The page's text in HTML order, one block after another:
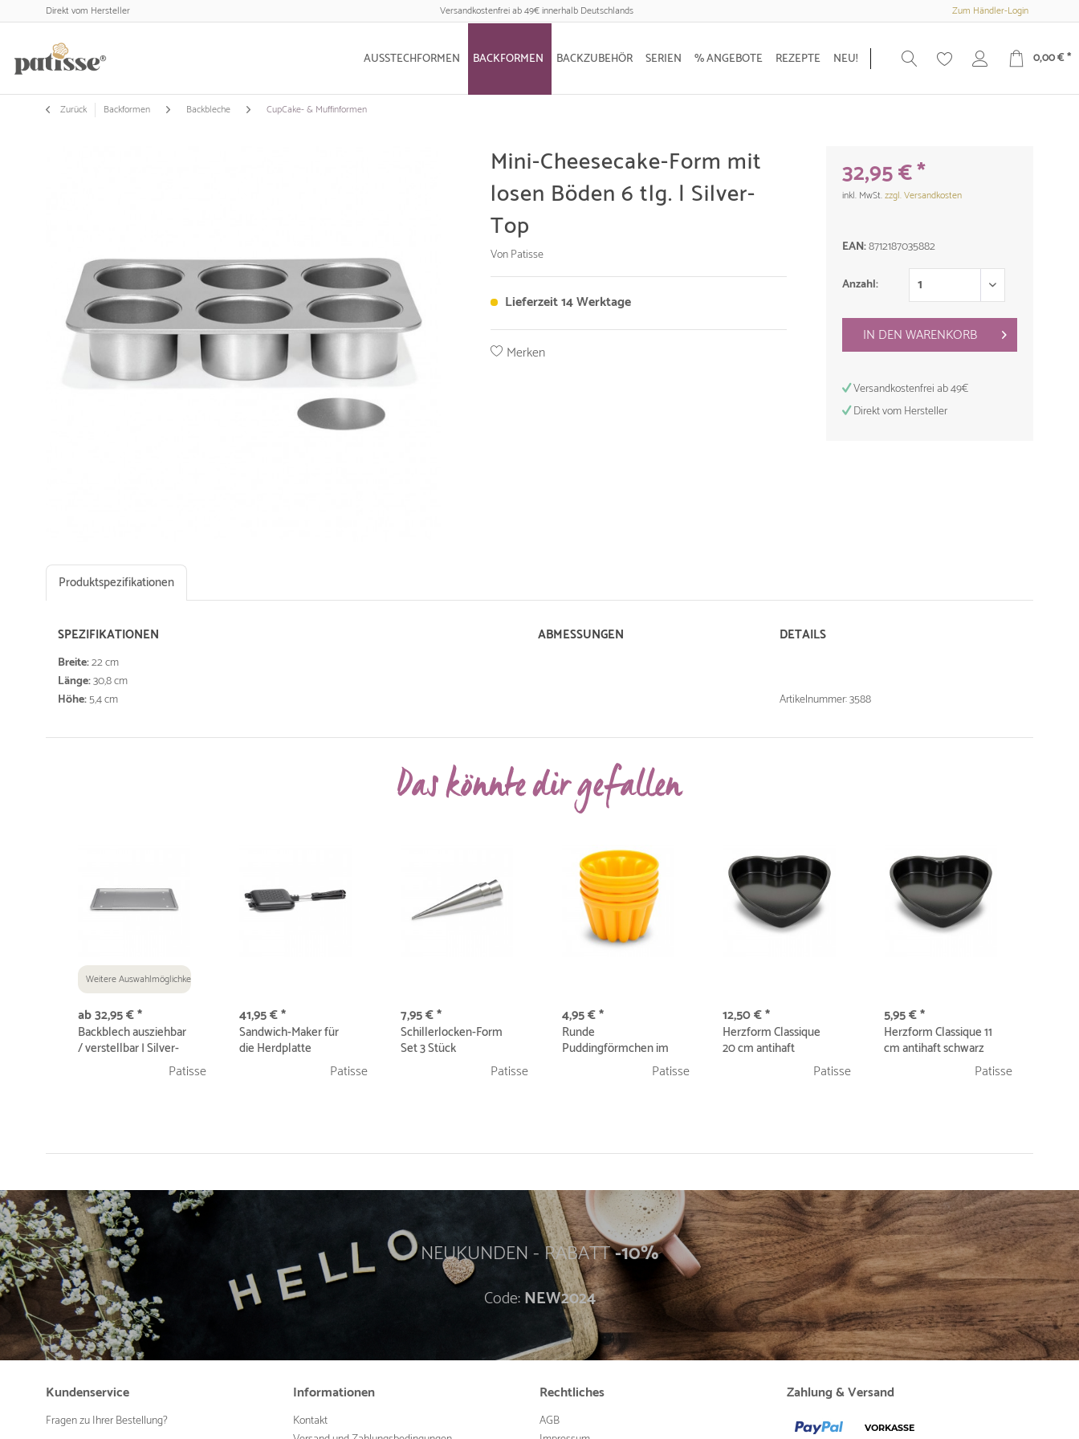
Direkt vom Hersteller Versandkostenfrei ab 49€ innerhalb Deutschlands Zum Händler-Login
AUSSTECHFORMEN BACKFORMEN BACKZUBEHÖR SERIEN % ANGEBOTE REZEPTE NEU! 0,00 € *
Zurück Backformen Backbleche CupCake- & Muffinformen
Mini-Cheesecake-Form mit
losen Böden 6 tlg. | Silver-
Top
Von Patisse
Lieferzeit 14 Werktage
Merken
32,95 € *
inkl. MwSt.zzgl. Versandkosten
EAN:8712187035882
Anzahl:
IN DENWARENKORB
Versandkostenfrei ab 49€
Direkt vom Hersteller
Produktspezifikationen
SPEZIFIKATIONEN
Breite:22 cm
Länge:30,8 cm
Höhe:5,4 cm
ABMESSUNGEN DETAILS
Artikelnummer: 3588
Das könnte dir gefallen
Weitere Auswahlmöglichkeiten
ab 32,95 € *
Backblech ausziehbar
/ verstellbar | Silver-
Patisse
41,95 € *
Sandwich-Maker für
die Herdplatte
Patisse
7,95 € *
Schillerlocken-Form
Set 3 Stück
Patisse
4,95 € *
Runde
Puddingförmchen im
Patisse
12,50 € *
Herzform Classique
20 cm antihaft
Patisse
5,95 € *
Herzform Classique 11
cm antihaft schwarz
Patisse
NEUKUNDEN - RABATT-10%
Code:NEW2024
Kundenservice
Fragen zu Ihrer Bestellung?
Informationen
Kontakt
Rechtliches
AGB
Zahlung & Versand